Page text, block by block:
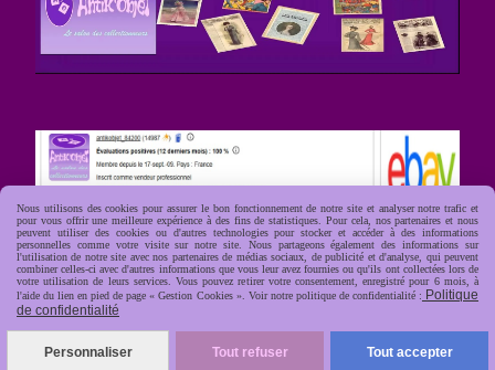
Nous utilisons des cookies pour assurer le bon fonctionnement de notre site et analyser notre trafic et
pour vous offrir une meilleure expérience à des fins de statistiques. Pour cela, nos partenaires et nous
peuvent utiliser des cookies ou d'autres technologies pour stocker et accéder à des informations
personnelles comme votre visite sur notre site. Nous partageons également des informations sur
l'utilisation de notre site avec nos partenaires de médias sociaux, de publicité et d'analyse, qui peuvent
combiner celles-ci avec d'autres informations que vous leur avez fournies ou qu'ils ont collectées lors de
votre utilisation de leurs services. Vous pouvez retirer votre consentement, enregistré pour 6 mois, à
l'aide du lien en pied de page « Gestion Cookies ». Voir notre politique de confidentialité : Politique
de confidentialité
Personnaliser Tout refuser Tout accepter